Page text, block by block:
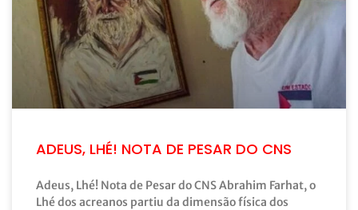
ADEUS, LHÉ! NOTA DE PESAR DO CNS
Adeus, Lhé! Nota de Pesar do CNS Abrahim Farhat, o
Lhé dos acreanos partiu da dimensão física dos